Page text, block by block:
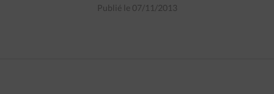
Publié le 07/11/2013